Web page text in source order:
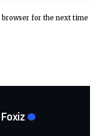
browser for the next time